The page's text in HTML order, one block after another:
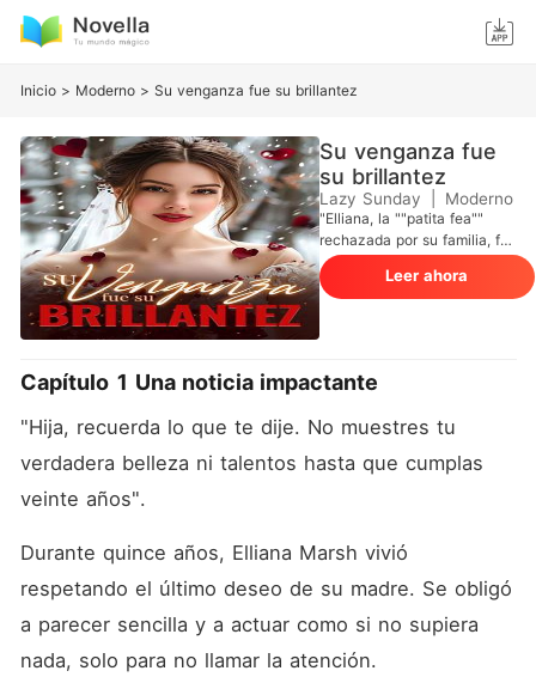
Inicio > Moderno > Su venganza fue su brillantez
Su venganza fue
su brillantez
Lazy Sunday Moderno
"Elliana, la ""patita fea""
rechazada por su familia, fue
humillada por su
hermanastra Paige, la
admirada por todos,
casó con Elliana el día de la
preguntaron por qué había
elegido a la mujer ""fea"".
Mientras esperaban que la
revelar su verdadera
identidad: una sanadora
milagrosa, magnate
financiera, una experta en
valuación y una mente
maestra en la IA. Cuando
quienes la maltrataron se
Leer ahora
Capítulo 1 Una noticia impactante
"Hija, recuerda lo que te dije. No muestres tu
verdadera belleza ni talentos hasta que cumplas
veinte años".
Durante quince años, Elliana Marsh vivió
respetando el último deseo de su madre. Se obligó
a parecer sencilla y a actuar como si no supiera
nada, solo para no llamar la atención.